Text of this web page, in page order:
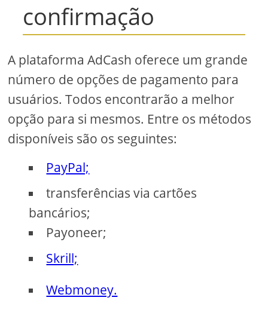
confirmação
A plataforma AdCash oferece um grande
número de opções de pagamento para
usuários. Todos encontrarão a melhor
opção para si mesmos. Entre os métodos
disponíveis são os seguintes:
PayPal;
transferências via cartões
bancários;
Payoneer;
Skrill;
Webmoney.